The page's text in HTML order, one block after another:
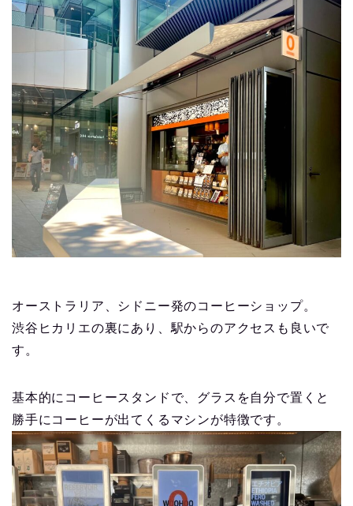
オーストラリア、シドニー発のコーヒーショップ。
渋谷ヒカリエの裏にあり、駅からのアクセスも良いで
す。
基本的にコーヒースタンドで、グラスを自分で置くと
勝手にコーヒーが出てくるマシンが特徴です。